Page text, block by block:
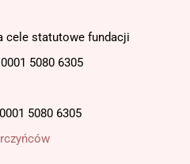
cele statutowe fundacji
5080 6305
5080 6305